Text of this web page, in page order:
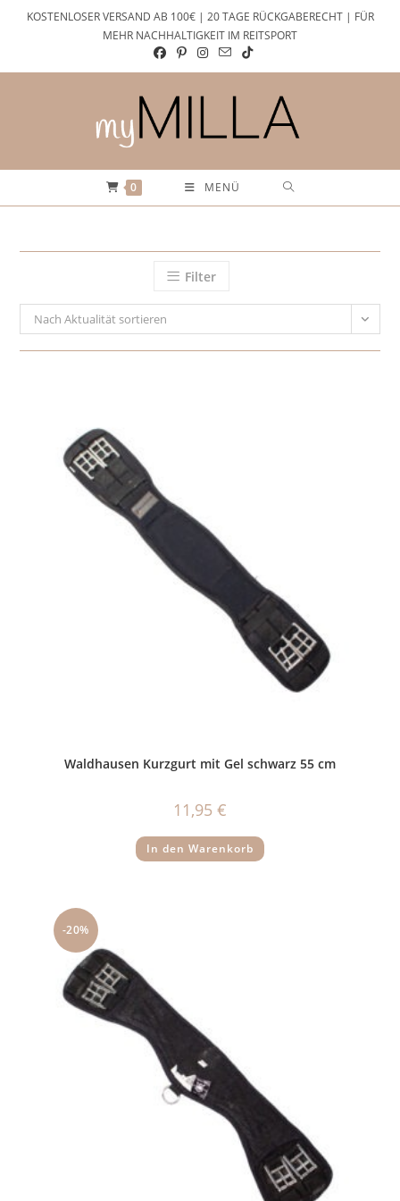
KOSTENLOSER VERSAND AB 100€ | 20 TAGE RÜCKGABERECHT | FÜR
MEHR NACHHALTIGKEIT IM REITSPORT
0 MENÜ
Filter
Nach Aktualität sortieren
Waldhausen Kurzgurt mit Gel schwarz 55 cm
11,95 €
In den Warenkorb
-20%